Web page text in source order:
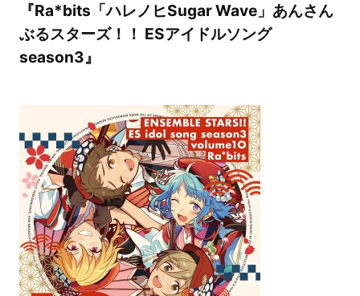
『Ra*bits「ハレノヒSugar Wave」あんさん
ぶるスターズ！！ ESアイドルソング
season3』